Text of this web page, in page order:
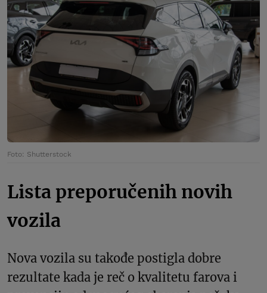
Foto: Shutterstock
Lista preporučenih novih
vozila
Nova vozila su takođe postigla dobre
rezultate kada je reč o kvalitetu farova i